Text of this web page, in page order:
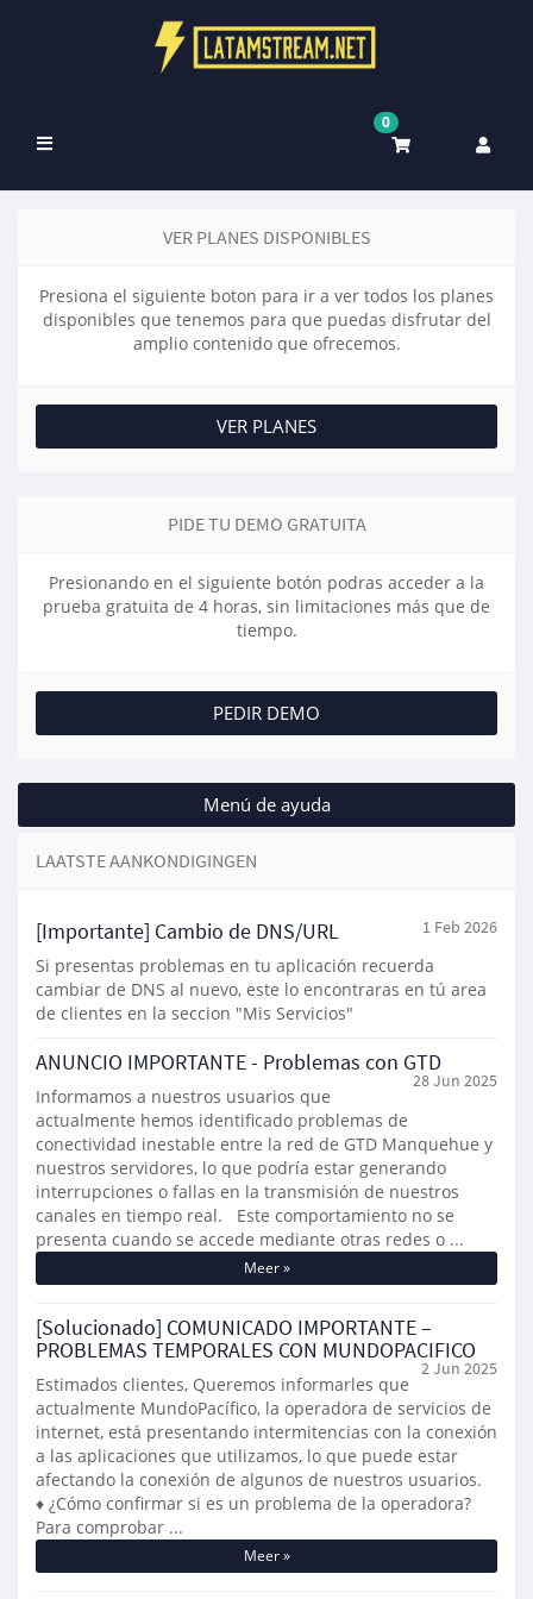
Navigatie
0
VER PLANES DISPONIBLES
Presiona el siguiente boton para ir a ver todos los planes
disponibles que tenemos para que puedas disfrutar del
amplio contenido que ofrecemos.
VER PLANES
PIDE TU DEMO GRATUITA
Presionando en el siguiente botón podras acceder a la
prueba gratuita de 4 horas, sin limitaciones más que de
tiempo.
PEDIR DEMO
Menú de ayuda
LAATSTE AANKONDIGINGEN
[Importante] Cambio de DNS/URL 1 Feb 2026
Si presentas problemas en tu aplicación recuerda
cambiar de DNS al nuevo, este lo encontraras en tú area
de clientes en la seccion "Mis Servicios"
ANUNCIO IMPORTANTE - Problemas con GTD
28 Jun 2025
Informamos a nuestros usuarios que
actualmente hemos identificado problemas de
conectividad inestable entre la red de GTD Manquehue y
nuestros servidores, lo que podría estar generando
interrupciones o fallas en la transmisión de nuestros
canales en tiempo real. Este comportamiento no se
presenta cuando se accede mediante otras redes o ...
Meer »
[Solucionado] COMUNICADO IMPORTANTE –
PROBLEMAS TEMPORALES CON MUNDOPACIFICO
2 Jun 2025
Estimados clientes, Queremos informarles que
actualmente MundoPacífico, la operadora de servicios de
internet, está presentando intermitencias con la conexión
a las aplicaciones que utilizamos, lo que puede estar
afectando la conexión de algunos de nuestros usuarios.
♦ ¿Cómo confirmar si es un problema de la operadora?
Para comprobar ...
Meer »